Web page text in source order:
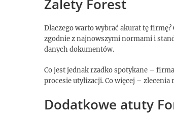
Zalety Forest
Dlaczego warto wybrać akurat tę
zgodnie z najnowszymi normami i
danych dokumentów.
Co jest jednak rzadko spotykane –
procesie utylizacji. Co więcej –
Dodatkowe atuty